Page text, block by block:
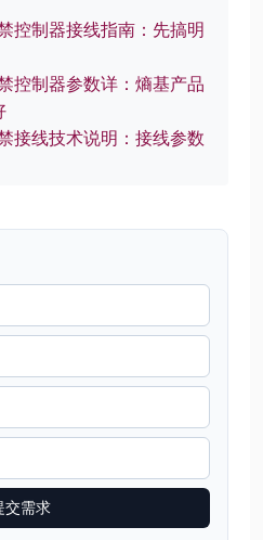
控制器接线指南：先搞明
控制器参数详：熵基产品
接线技术说明：接线参数
交需求